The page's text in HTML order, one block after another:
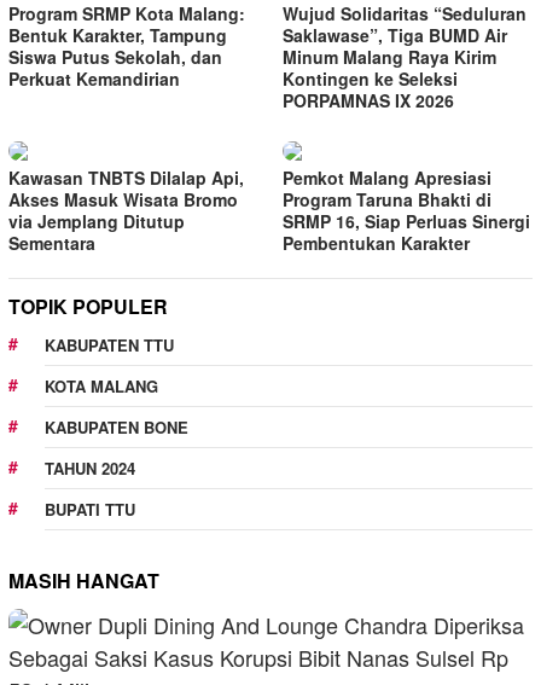
Program SRMP Kota Malang:
Bentuk Karakter, Tampung
Siswa Putus Sekolah, dan
Perkuat Kemandirian
Wujud Solidaritas “Seduluran
Saklawase”, Tiga BUMD Air
Minum Malang Raya Kirim
Kontingen ke Seleksi
PORPAMNAS IX 2026
Kawasan TNBTS Dilalap Api,
Akses Masuk Wisata Bromo
via Jemplang Ditutup
Sementara
Pemkot Malang Apresiasi
Program Taruna Bhakti di
SRMP 16, Siap Perluas Sinergi
Pembentukan Karakter
TOPIK POPULER
KABUPATEN TTU
KOTA MALANG
KABUPATEN BONE
TAHUN 2024
BUPATI TTU
MASIH HANGAT